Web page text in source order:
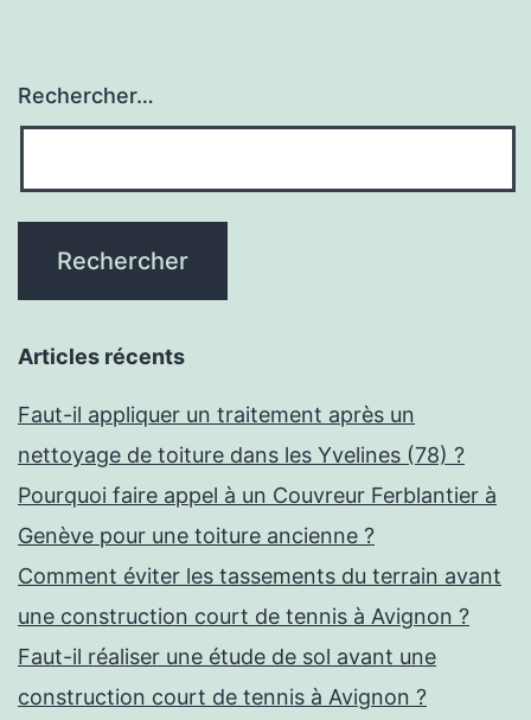
Rechercher…
Articles récents
Faut-il appliquer un traitement après un
nettoyage de toiture dans les Yvelines (78) ?
Pourquoi faire appel à un Couvreur Ferblantier à
Genève pour une toiture ancienne ?
Comment éviter les tassements du terrain avant
une construction court de tennis à Avignon ?
Faut-il réaliser une étude de sol avant une
construction court de tennis à Avignon ?